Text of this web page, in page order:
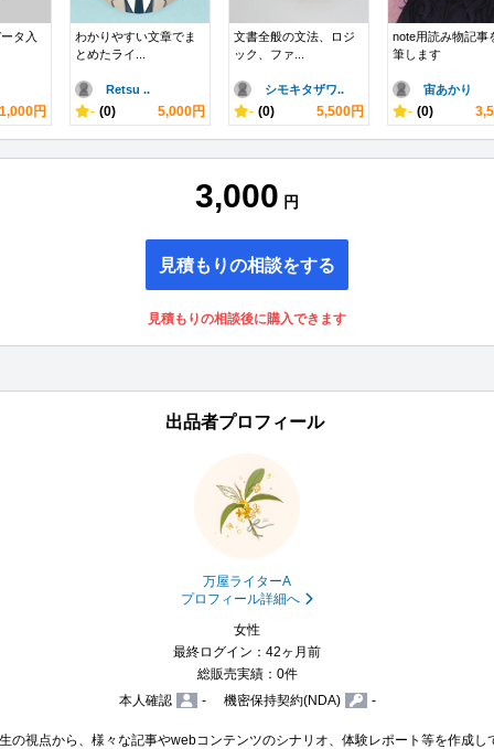
タ入
1,000円
わかりやすい文章でま
とめたライ...
Retsu ..
- (0) 5,000円
文書全般の文法、ロジ
ック、ファ...
シモキタザワ..
- (0) 5,500円
note用読み物記事
筆します
宙あかり
- (0)
3,000 円
見積もりの相談をする
見積もりの相談後に購入できます
出品者プロフィール
万屋ライターA
プロフィール詳細へ
女性
最終ログイン：42ヶ月前
総販売実績：0件
本人確認
- 機密保持契約(NDA) -
の視点から、様々な記事やwebコンテンツのシナリオ、体験レポート等を作成